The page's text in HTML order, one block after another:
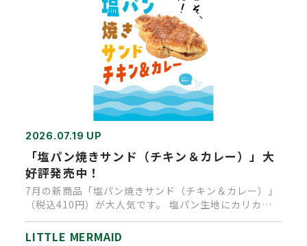
2026.07.19 UP
「塩パン焼きサンド（チキン＆カレー）」大
好評発売中！
7月の新商品「塩パン焼きサンド（チキン＆カレー）」
（税込410円）が大人気です。 塩パン生地にカリカリ
チーズがついたベー…
LITTLE MERMAID